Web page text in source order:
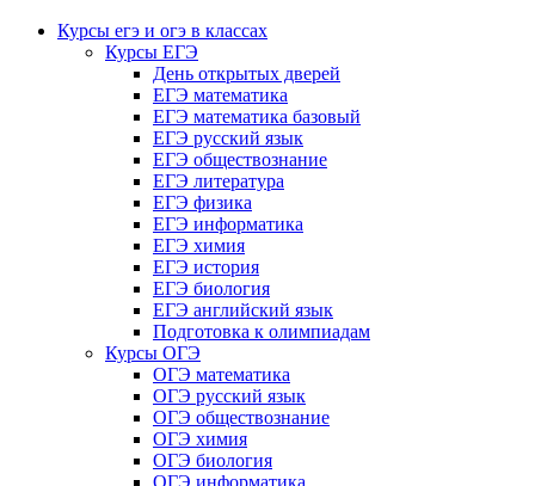
Курсы егэ и огэ в классах
Курсы ЕГЭ
День открытых дверей
ЕГЭ математика
ЕГЭ математика базовый
ЕГЭ русский язык
ЕГЭ обществознание
ЕГЭ литература
ЕГЭ физика
ЕГЭ информатика
ЕГЭ химия
ЕГЭ история
ЕГЭ биология
ЕГЭ английский язык
Подготовка к олимпиадам
Курсы ОГЭ
ОГЭ математика
ОГЭ русский язык
ОГЭ обществознание
ОГЭ химия
ОГЭ биология